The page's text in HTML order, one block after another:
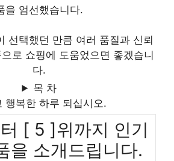
을 엄선했습니다.
선택했던 만큼 여러 품질과 신뢰
로 쇼핑에 도움었으면 좋겠습니
다.
목 차
행복한 하루 되십시오.
[ 5 ]위까지 인기
을 소개드립니다.